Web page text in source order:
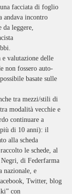
facciata di foglio
andava incontro
leggere,
valutazione delle
non fossero auto-
basate sulle
tra mezzi/stili di
modalità vecchie e
continuare a
più di 10 anni): il
alla scheda
le schede, al
di Federfarma
nazionale, e
Twitter, blog
con